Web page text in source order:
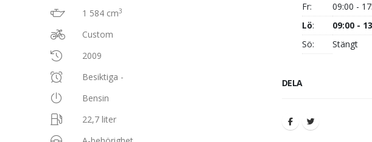
1 584 cm3
Custom
2009
Besiktiga -
Bensin
22,7 liter
Fr:
09:00 -
Lö:
09:00 -
Sö:
Stängt
DELA